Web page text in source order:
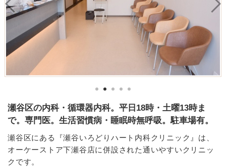
瀬谷区の内科・循環器内科。平日18時・土曜13時ま
で。専門医。生活習慣病・睡眠時無呼吸。駐車場有。
瀬谷区にある『瀬谷いろどりハート内科クリニック』は、
オーケーストア下瀬谷店に併設された通いやすいクリニッ
クです。